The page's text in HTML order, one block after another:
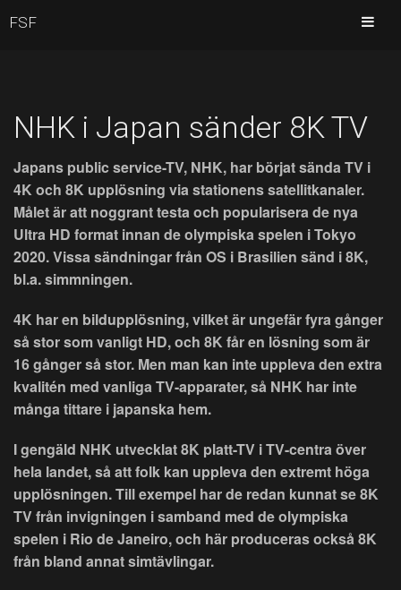
NHK i Japan sänder 8K TV
Japans public service-TV, NHK, har börjat sända TV i
4K och 8K upplösning via stationens satellitkanaler.
Målet är att noggrant testa och popularisera de nya
Ultra HD format innan de olympiska spelen i Tokyo
2020. Vissa sändningar från OS i Brasilien sänd i 8K,
bl.a. simmningen.
4K har en bildupplösning, vilket är ungefär fyra gånger
så stor som vanligt HD, och 8K får en lösning som är
16 gånger så stor. Men man kan inte uppleva den extra
kvalitén med vanliga TV-apparater, så NHK har inte
många tittare i japanska hem.
I gengäld NHK utvecklat 8K platt-TV i TV-centra över
hela landet, så att folk kan uppleva den extremt höga
upplösningen. Till exempel har de redan kunnat se 8K
TV från invigningen i samband med de olympiska
spelen i Rio de Janeiro, och här produceras också 8K
från bland annat simtävlingar.
FSF